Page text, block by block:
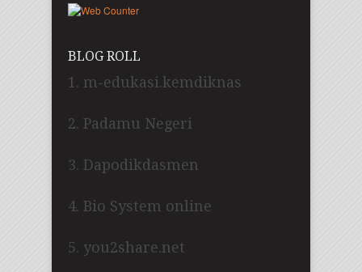
BLOG ROLL
1. m-edukasi.kemdiknas
2. Padamu Negeri
3. Dapodikdasmen
4. Bio System online
5. you2share.net